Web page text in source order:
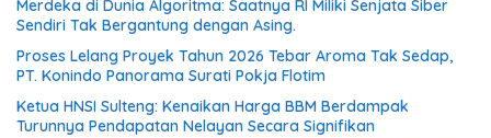
Merdeka di Dunia Algoritma: Saatnya RI Miliki Senjata Siber
Sendiri Tak Bergantung dengan Asing.
Proses Lelang Proyek Tahun 2026 Tebar Aroma Tak Sedap,
PT. Konindo Panorama Surati Pokja Flotim
Ketua HNSI Sulteng: Kenaikan Harga BBM Berdampak
Turunnya Pendapatan Nelayan Secara Signifikan